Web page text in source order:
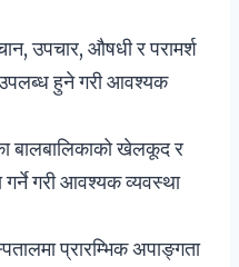
उपचार, औषधी र परामर्श
उपलब्ध हुने गरी आवश्यक
बालबालिकाको खेलकूद र
गर्ने गरी आवश्यक व्यवस्था
प्रारम्भिक अपाङ्गता